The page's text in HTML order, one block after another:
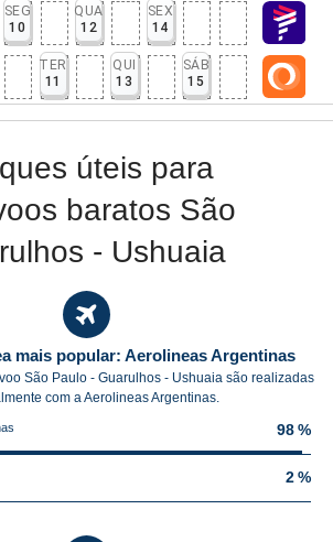
SEG
10
QUA
12
SEX
14
TER
11
QUI
13
SÁB
15
úteis para
baratos São
- Ushuaia
mais popular: Aerolineas Argentinas
São Paulo - Guarulhos - Ushuaia são realizadas
com a Aerolineas Argentinas.
98 %
2 %